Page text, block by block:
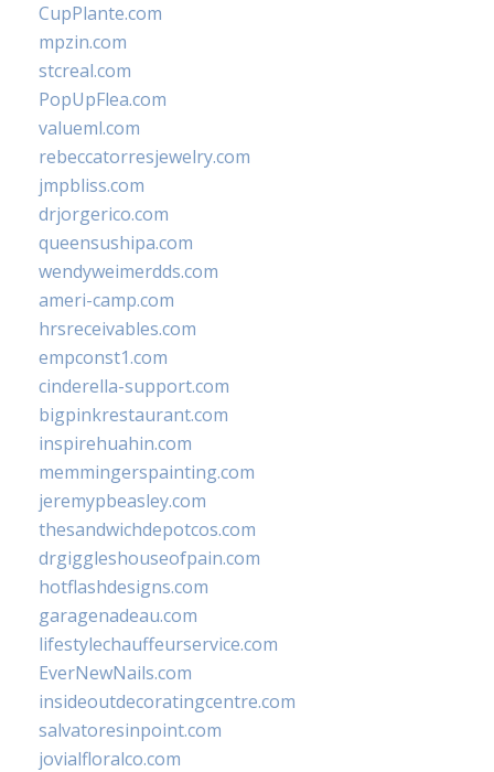
CupPlante.com
mpzin.com
stcreal.com
PopUpFlea.com
valueml.com
rebeccatorresjewelry.com
jmpbliss.com
drjorgerico.com
queensushipa.com
wendyweimerdds.com
ameri-camp.com
hrsreceivables.com
empconst1.com
cinderella-support.com
bigpinkrestaurant.com
inspirehuahin.com
memmingerspainting.com
jeremypbeasley.com
thesandwichdepotcos.com
drgiggleshouseofpain.com
hotflashdesigns.com
garagenadeau.com
lifestylechauffeurservice.com
EverNewNails.com
insideoutdecoratingcentre.com
salvatoresinpoint.com
jovialfloralco.com